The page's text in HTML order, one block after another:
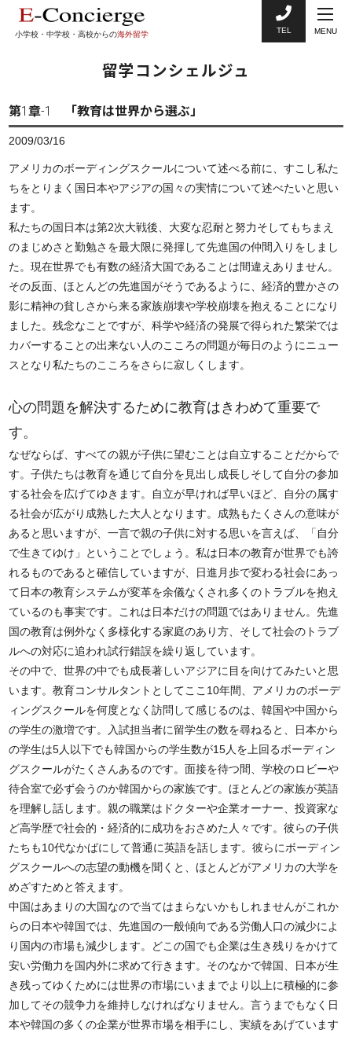
小学校・中学校・高校からの海外留学 TEL MENU
留学コンシェルジュ
第1章-1 「教育は世界から選ぶ」
2009/03/16
アメリカのボーディングスクールについて述べる前に、すこし私た
ちをとりまく国日本やアジアの国々の実情について述べたいと思い
ます。
私たちの国日本は第2次大戦後、大変な忍耐と努力そしてもちまえ
のまじめさと勤勉さを最大限に発揮して先進国の仲間入りをしまし
た。現在世界でも有数の経済大国であることは間違えありません。
その反面、ほとんどの先進国がそうであるように、経済的豊かさの
影に精神の貧しさから来る家族崩壊や学校崩壊を抱えることになり
ました。残念なことですが、科学や経済の発展で得られた繁栄では
カバーすることの出来ない人のこころの問題が毎日のようにニュー
スとなり私たちのこころをさらに寂しくします。
心の問題を解決するために教育はきわめて重要で
す。
なぜならば、すべての親が子供に望むことは自立することだからで
す。子供たちは教育を通じて自分を見出し成長しそして自分の参加
する社会を広げてゆきます。自立が早ければ早いほど、自分の属す
る社会が広がり成熟した大人となります。成熟もたくさんの意味が
あると思いますが、一言で親の子供に対する思いを言えば、「自分
で生きてゆけ」ということでしょう。私は日本の教育が世界でも誇
れるものであると確信していますが、日進月歩で変わる社会にあっ
て日本の教育システムが変革を余儀なくされ多くのトラブルを抱え
ているのも事実です。これは日本だけの問題ではありません。先進
国の教育は例外なく多様化する家庭のあり方、そして社会のトラブ
ルへの対応に追われ試行錯誤を繰り返しています。
その中で、世界の中でも成長著しいアジアに目を向けてみたいと思
います。教育コンサルタントとしてここ10年間、アメリカのボーデ
ィングスクールを何度となく訪問して感じるのは、韓国や中国から
の学生の激増です。入試担当者に留学生の数を尋ねると、日本から
の学生は5人以下でも韓国からの学生数が15人を上回るボーディン
グスクールがたくさんあるのです。面接を待つ間、学校のロビーや
待合室で必ず会うのか韓国からの家族です。ほとんどの家族が英語
を理解し話します。親の職業はドクターや企業オーナー、投資家な
ど高学歴で社会的・経済的に成功をおさめた人々です。彼らの子供
たちも10代なかばにして普通に英語を話します。彼らにボーディン
グスクールへの志望の動機を聞くと、ほとんどがアメリカの大学を
めざすためと答えます。
中国はあまりの大国なので当てはまらないかもしれませんがこれか
らの日本や韓国では、先進国の一般傾向である労働人口の減少によ
り国内の市場も減少します。どこの国でも企業は生き残りをかけて
安い労働力を国内外に求めて行きます。そのなかで韓国、日本が生
き残ってゆくためには世界の市場にいままでより以上に積極的に参
加してその競争力を維持しなければなりません。言うまでもなく日
本や韓国の多くの企業が世界市場を相手にし、実績をあげています